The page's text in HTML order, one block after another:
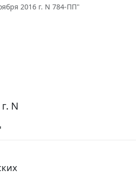
2016 г. N 784-ПП"
N